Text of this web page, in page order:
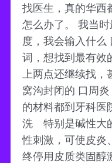
找医生，真的华西
怎么办了。 我当
度，我会输入什么
词，想找到最有效
上两点还继续找
窝沟封闭的 口周
的材料都到牙科医
洗 特别是碱性大
性刺激，可使皮炎
终停用皮质类固醇